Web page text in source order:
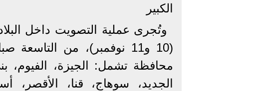
الكبير
وتُجرى عملية التصويت داخل البلاد
محافظة تشمل: الجيزة، الفيوم،
الجديد، سوهاج، قنا، الأقصر،